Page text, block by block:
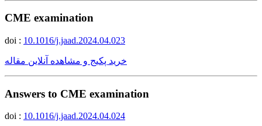
CME examination
doi : 10.1016/j.jaad.2024.04.023
خرید پکیج و مشاهده آنلاین مقاله
Answers to CME examination
doi : 10.1016/j.jaad.2024.04.024